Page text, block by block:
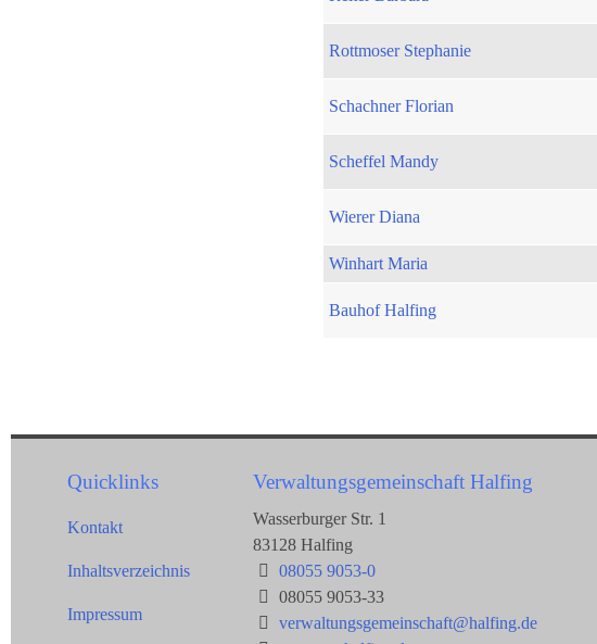
Rottmoser Stephanie
Schachner Florian
Scheffel Mandy
Wierer Diana
Winhart Maria
Bauhof Halfing
Quicklinks
Kontakt
Inhaltsverzeichnis
Impressum
Verwaltungsgemeinschaft Halfing
Wasserburger Str. 1
83128 Halfing
08055 9053-0
08055 9053-33
verwaltungsgemeinschaft@halfing.de